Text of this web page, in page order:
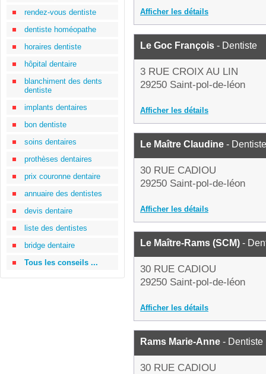
rendez-vous dentiste
dentiste homéopathe
horaires dentiste
hôpital dentaire
blanchiment des dents
dentiste
implants dentaires
bon dentiste
soins dentaires
prothèses dentaires
prix couronne dentaire
annuaire des dentistes
devis dentaire
liste des dentistes
bridge dentaire
Tous les conseils ...
Afficher les détails
Le Goc François - Dentiste
3 RUE CROIX AU LIN
29250 Saint-pol-de-léon
Afficher les détails
Le Maître Claudine - Dentiste
30 RUE CADIOU
29250 Saint-pol-de-léon
Afficher les détails
Le Maître-Rams (SCM) -
30 RUE CADIOU
29250 Saint-pol-de-léon
Afficher les détails
Rams Marie-Anne - Dentiste
30 RUE CADIOU